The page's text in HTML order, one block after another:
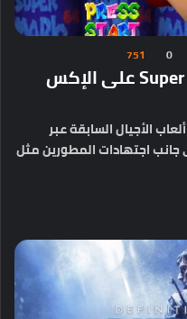
0
751
إليك طريقة لعب Super Mario 64 على الإكس
الأجيال السابقة عبر
اجتهادات المطورين مثل